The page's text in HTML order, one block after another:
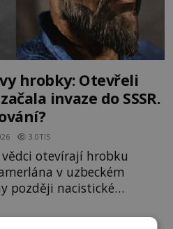
hrobky: Otevřeli
invaze do SSSR.
3.0TIS
otevírají hrobku
v uzbeckém
později nacistické
Barbarossa a napadá
je natolik zarážející, že se